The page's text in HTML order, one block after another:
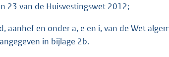
23 van de Huisvestingswet 2012;
aanhef en onder a, e en i, van de Wet
in bijlage 2b.